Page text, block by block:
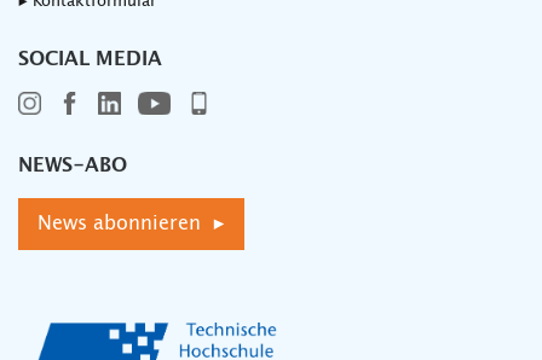
SOCIAL MEDIA
NEWS-ABO
News abonnieren ▸